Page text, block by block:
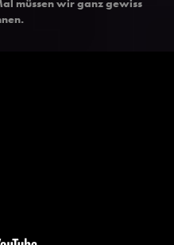
müssen wir ganz gewiss